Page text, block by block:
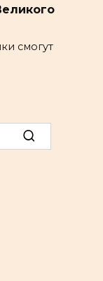
смогут